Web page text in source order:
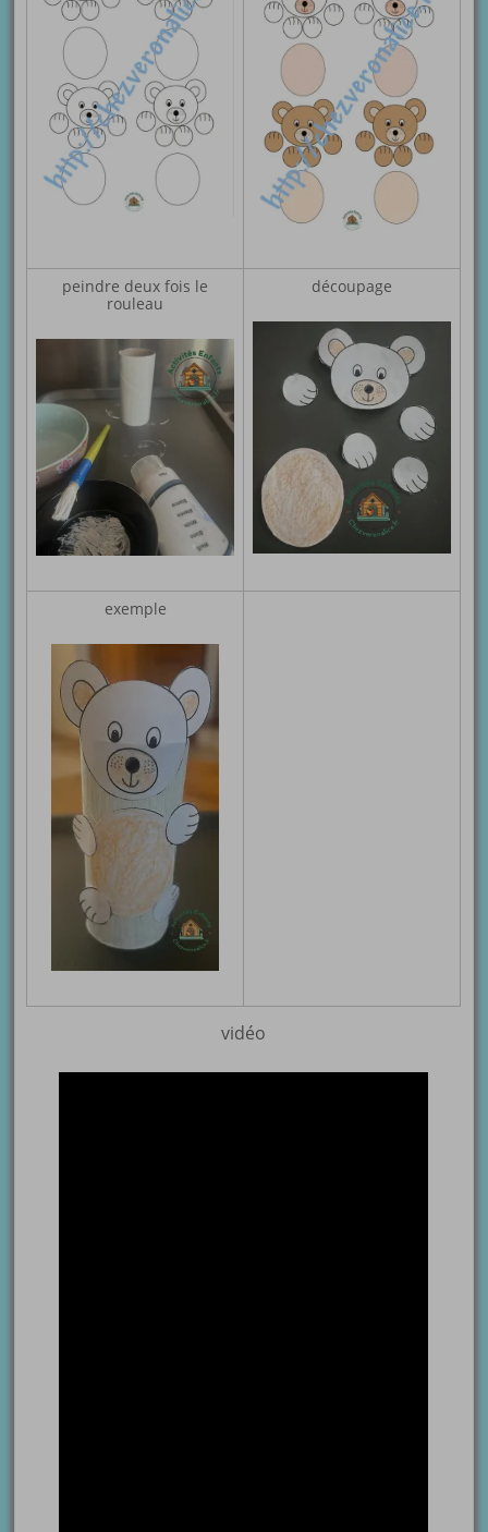
peindre deux fois le
rouleau
découpage
exemple
vidéo